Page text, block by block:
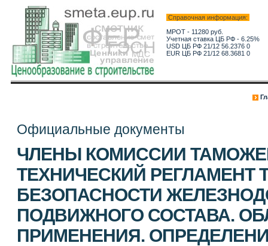
Справочная информация:
МРОТ - 11280 руб.
Учетная ставка ЦБ РФ - 6.25%
USD ЦБ РФ 21/12 56.2376 0
EUR ЦБ РФ 21/12 68.3681 0
Официальные документы
ЧЛЕНЫ КОМИССИИ
ТЕХНИЧЕСКИЙ РЕГЛАМЕНТ
БЕЗОПАСНОСТИ
ПОДВИЖНОГО СОСТАВА.
ПРИМЕНЕНИЯ.